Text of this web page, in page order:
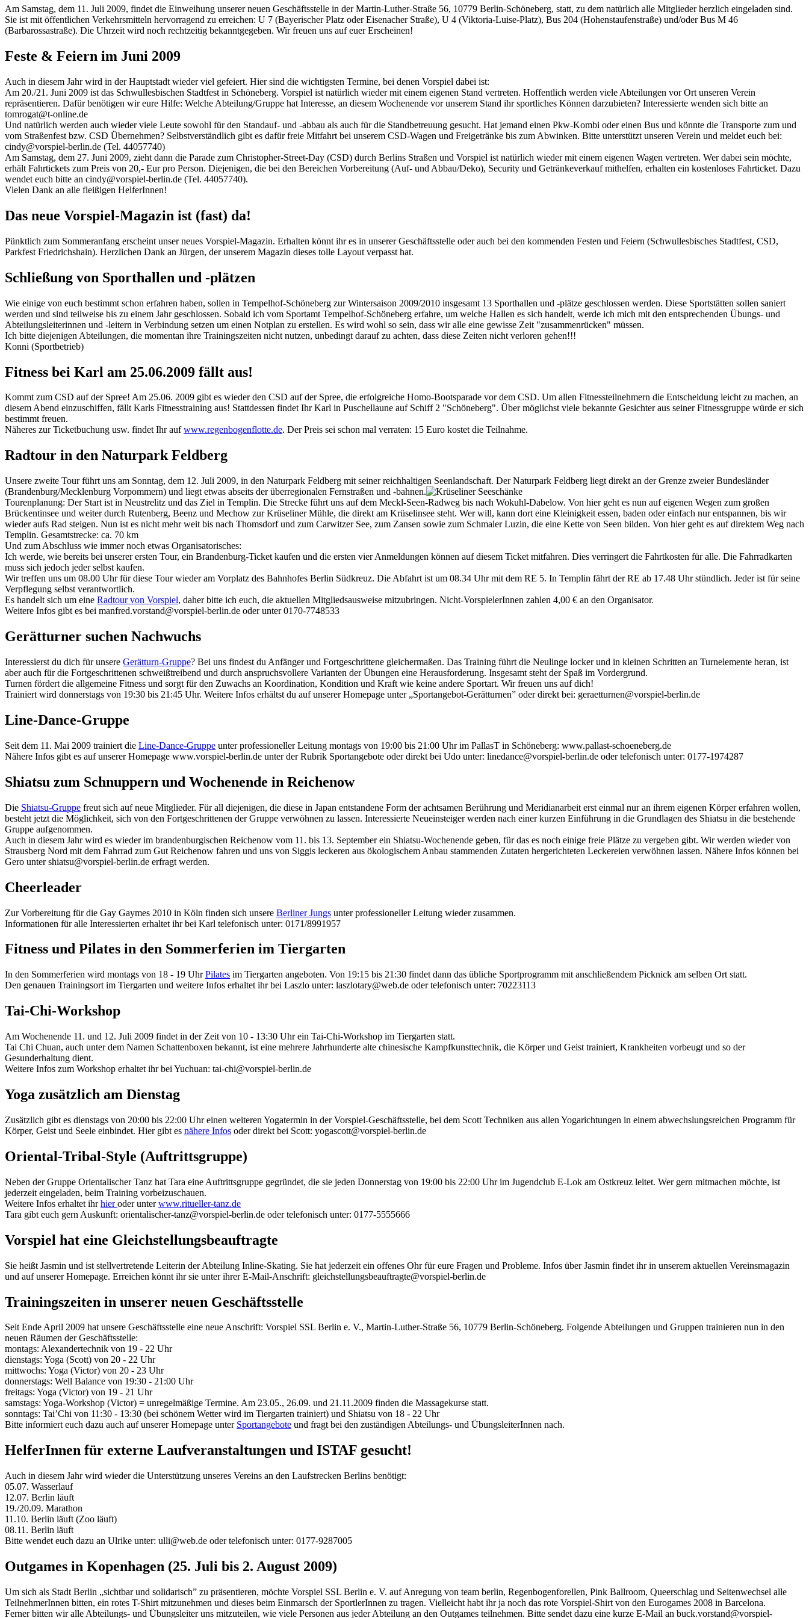
Am Samstag, dem 11. Juli 2009, findet die Einweihung unserer neuen Geschäftsstelle in der Martin-Luther-Straße 56, 10779 Berlin-Schöneberg, statt, zu dem natürlich alle Mitglieder herzlich eingeladen sind.
Sie ist mit öffentlichen Verkehrsmitteln hervorragend zu erreichen: U 7 (Bayerischer Platz oder Eisenacher Straße), U 4 (Viktoria-Luise-Platz), Bus 204 (Hohenstaufenstraße) und/oder Bus M 46
(Barbarossastraße). Die Uhrzeit wird noch rechtzeitig bekanntgegeben. Wir freuen uns auf euer Erscheinen!
Feste & Feiern im Juni 2009
Auch in diesem Jahr wird in der Hauptstadt wieder viel gefeiert. Hier sind die wichtigsten Termine, bei denen Vorspiel dabei ist:
Am 20./21. Juni 2009 ist das Schwullesbischen Stadtfest in Schöneberg. Vorspiel ist natürlich wieder mit einem eigenen Stand vertreten. Hoffentlich werden viele Abteilungen vor Ort unseren Verein
repräsentieren. Dafür benötigen wir eure Hilfe: Welche Abteilung/Gruppe hat Interesse, an diesem Wochenende vor unserem Stand ihr sportliches Können darzubieten? Interessierte wenden sich bitte an
tomrogat@t-online.de
Und natürlich werden auch wieder viele Leute sowohl für den Standauf- und -abbau als auch für die Standbetreuung gesucht. Hat jemand einen Pkw-Kombi oder einen Bus und könnte die Transporte zum und
vom Straßenfest bzw. CSD Übernehmen? Selbstverständlich gibt es dafür freie Mitfahrt bei unserem CSD-Wagen und Freigetränke bis zum Abwinken. Bitte unterstützt unseren Verein und meldet euch bei:
cindy@vorspiel-berlin.de (Tel. 44057740)
Am Samstag, dem 27. Juni 2009, zieht dann die Parade zum Christopher-Street-Day (CSD) durch Berlins Straßen und Vorspiel ist natürlich wieder mit einem eigenen Wagen vertreten. Wer dabei sein möchte,
erhält Fahrtickets zum Preis von 20,- Eur pro Person. Diejenigen, die bei den Bereichen Vorbereitung (Auf- und Abbau/Deko), Security und Getränkeverkauf mithelfen, erhalten ein kostenloses Fahrticket. Dazu
wendet euch bitte an cindy@vorspiel-berlin.de (Tel. 44057740).
Vielen Dank an alle fleißigen HelferInnen!
Das neue Vorspiel-Magazin ist (fast) da!
Pünktlich zum Sommeranfang erscheint unser neues Vorspiel-Magazin. Erhalten könnt ihr es in unserer Geschäftsstelle oder auch bei den kommenden Festen und Feiern (Schwullesbisches Stadtfest, CSD,
Parkfest Friedrichshain). Herzlichen Dank an Jürgen, der unserem Magazin dieses tolle Layout verpasst hat.
Schließung von Sporthallen und -plätzen
Wie einige von euch bestimmt schon erfahren haben, sollen in Tempelhof-Schöneberg zur Wintersaison 2009/2010 insgesamt 13 Sporthallen und -plätze geschlossen werden. Diese Sportstätten sollen saniert
werden und sind teilweise bis zu einem Jahr geschlossen. Sobald ich vom Sportamt Tempelhof-Schöneberg erfahre, um welche Hallen es sich handelt, werde ich mich mit den entsprechenden Übungs- und
Abteilungsleiterinnen und -leitern in Verbindung setzen um einen Notplan zu erstellen. Es wird wohl so sein, dass wir alle eine gewisse Zeit "zusammenrücken" müssen.
Ich bitte diejenigen Abteilungen, die momentan ihre Trainingszeiten nicht nutzen, unbedingt darauf zu achten, dass diese Zeiten nicht verloren gehen!!!
Konni (Sportbetrieb)
Fitness bei Karl am 25.06.2009 fällt aus!
Kommt zum CSD auf der Spree! Am 25.06. 2009 gibt es wieder den CSD auf der Spree, die erfolgreiche Homo-Bootsparade vor dem CSD. Um allen Fitnessteilnehmern die Entscheidung leicht zu machen, an
diesem Abend einzuschiffen, fällt Karls Fitnesstraining aus! Stattdessen findet Ihr Karl in Puschellaune auf Schiff 2 "Schöneberg". Über möglichst viele bekannte Gesichter aus seiner Fitnessgruppe würde er sich
bestimmt freuen.
Näheres zur Ticketbuchung usw. findet Ihr aufwww.regenbogenflotte.de. Der Preis sei schon mal verraten: 15 Euro kostet die Teilnahme.
Radtour in den Naturpark Feldberg
Unsere zweite Tour führt uns am Sonntag, dem 12. Juli 2009, in den Naturpark Feldberg mit seiner reichhaltigen Seenlandschaft. Der Naturpark Feldberg liegt direkt an der Grenze zweier Bundesländer
(Brandenburg/Mecklenburg Vorpommern) und liegt etwas abseits der überregionalen Fernstraßen und -bahnen.
Tourenplanung: Der Start ist in Neustrelitz und das Ziel in Templin. Die Strecke führt uns auf dem Meckl-Seen-Radweg bis nach Wokuhl-Dabelow. Von hier geht es nun auf eigenen Wegen zum großen
Brückentinsee und weiter durch Rutenberg, Beenz und Mechow zur Krüseliner Mühle, die direkt am Krüselinsee steht. Wer will, kann dort eine Kleinigkeit essen, baden oder einfach nur entspannen, bis wir
wieder aufs Rad steigen. Nun ist es nicht mehr weit bis nach Thomsdorf und zum Carwitzer See, zum Zansen sowie zum Schmaler Luzin, die eine Kette von Seen bilden. Von hier geht es auf direktem Weg nach
Templin. Gesamtstrecke: ca. 70 km
Und zum Abschluss wie immer noch etwas Organisatorisches:
Ich werde, wie bereits bei unserer ersten Tour, ein Brandenburg-Ticket kaufen und die ersten vier Anmeldungen können auf diesem Ticket mitfahren. Dies verringert die Fahrtkosten für alle. Die Fahrradkarten
muss sich jedoch jeder selbst kaufen.
Wir treffen uns um 08.00 Uhr für diese Tour wieder am Vorplatz des Bahnhofes Berlin Südkreuz. Die Abfahrt ist um 08.34 Uhr mit dem RE 5. In Templin fährt der RE ab 17.48 Uhr stündlich. Jeder ist für seine
Verpflegung selbst verantwortlich.
Es handelt sich um eine Radtour von Vorspiel, daher bitte ich euch, die aktuellen Mitgliedsausweise mitzubringen. Nicht-VorspielerInnen zahlen 4,00 € an den Organisator.
Weitere Infos gibt es bei manfred.vorstand@vorspiel-berlin.de oder unter 0170-7748533
Gerätturner suchen Nachwuchs
Interessierst du dich für unsere Gerätturn-Gruppe? Bei uns findest du Anfänger und Fortgeschrittene gleichermaßen. Das Training führt die Neulinge locker und in kleinen Schritten an Turnelemente heran, ist
aber auch für die Fortgeschrittenen schweißtreibend und durch anspruchsvollere Varianten der Übungen eine Herausforderung. Insgesamt steht der Spaß im Vordergrund.
Turnen fördert die allgemeine Fitness und sorgt für den Zuwachs an Koordination, Kondition und Kraft wie keine andere Sportart. Wir freuen uns auf dich!
Trainiert wird donnerstags von 19:30 bis 21:45 Uhr. Weitere Infos erhältst du auf unserer Homepage unter „Sportangebot-Gerätturnen” oder direkt bei: geraetturnen@vorspiel-berlin.de
Line-Dance-Gruppe
Seit dem 11. Mai 2009 trainiert die Line-Dance-Gruppe unter professioneller Leitung montags von 19:00 bis 21:00 Uhr im PallasT in Schöneberg: www.pallast-schoeneberg.de
Nähere Infos gibt es auf unserer Homepage www.vorspiel-berlin.de unter der Rubrik Sportangebote oder direkt bei Udo unter: linedance@vorspiel-berlin.de oder telefonisch unter: 0177-1974287
Shiatsu zum Schnuppern und Wochenende in Reichenow
Die Shiatsu-Gruppe freut sich auf neue Mitglieder. Für all diejenigen, die diese in Japan entstandene Form der achtsamen Berührung und Meridianarbeit erst einmal nur an ihrem eigenen Körper erfahren wollen,
besteht jetzt die Möglichkeit, sich von den Fortgeschrittenen der Gruppe verwöhnen zu lassen. Interessierte Neueinsteiger werden nach einer kurzen Einführung in die Grundlagen des Shiatsu in die bestehende
Gruppe aufgenommen.
Auch in diesem Jahr wird es wieder im brandenburgischen Reichenow vom 11. bis 13. September ein Shiatsu-Wochenende geben, für das es noch einige freie Plätze zu vergeben gibt. Wir werden wieder von
Strausberg Nord mit dem Fahrrad zum Gut Reichenow fahren und uns von Siggis leckeren aus ökologischem Anbau stammenden Zutaten hergerichteten Leckereien verwöhnen lassen. Nähere Infos können bei
Gero unter shiatsu@vorspiel-berlin.de erfragt werden.
Cheerleader
Zur Vorbereitung für die Gay Gaymes 2010 in Köln finden sich unsere Berliner Jungs unter professioneller Leitung wieder zusammen.
Informationen für alle Interessierten erhaltet ihr bei Karl telefonisch unter: 0171/8991957
Fitness und Pilates in den Sommerferien im Tiergarten
In den Sommerferien wird montags von 18 - 19 UhrPilates im Tiergarten angeboten. Von 19:15 bis 21:30 findet dann das übliche Sportprogramm mit anschließendem Picknick am selben Ort statt.
Den genauen Trainingsort im Tiergarten und weitere Infos erhaltet ihr bei Laszlo unter: laszlotary@web.de oder telefonisch unter: 70223113
Tai-Chi-Workshop
Am Wochenende 11. und 12. Juli 2009 findet in der Zeit von 10 - 13:30 Uhr ein Tai-Chi-Workshop im Tiergarten statt.
Tai Chi Chuan, auch unter dem Namen Schattenboxen bekannt, ist eine mehrere Jahrhunderte alte chinesische Kampfkunsttechnik, die Körper und Geist trainiert, Krankheiten vorbeugt und so der
Gesunderhaltung dient.
Weitere Infos zum Workshop erhaltet ihr bei Yuchuan: tai-chi@vorspiel-berlin.de
Yoga zusätzlich am Dienstag
Zusätzlich gibt es dienstags von 20:00 bis 22:00 Uhr einen weiteren Yogatermin in der Vorspiel-Geschäftsstelle, bei dem Scott Techniken aus allen Yogarichtungen in einem abwechslungsreichen Programm für
Körper, Geist und Seele einbindet. Hier gibt es nähere Infos oder direkt bei Scott: yogascott@vorspiel-berlin.de
Oriental-Tribal-Style (Auftrittsgruppe)
Neben der Gruppe Orientalischer Tanz hat Tara eine Auftrittsgruppe gegründet, die sie jeden Donnerstag von 19:00 bis 22:00 Uhr im Jugendclub E-Lok am Ostkreuz leitet. Wer gern mitmachen möchte, ist
jederzeit eingeladen, beim Training vorbeizuschauen.
Weitere Infos erhaltet ihrhieroder unterwww.ritueller-tanz.de
Tara gibt euch gern Auskunft: orientalischer-tanz@vorspiel-berlin.de oder telefonisch unter: 0177-5555666
Vorspiel hat eine Gleichstellungsbeauftragte
Sie heißt Jasmin und ist stellvertretende Leiterin der Abteilung Inline-Skating. Sie hat jederzeit ein offenes Ohr für eure Fragen und Probleme. Infos über Jasmin findet ihr in unserem aktuellen Vereinsmagazin
und auf unserer Homepage. Erreichen könnt ihr sie unter ihrer E-Mail-Anschrift: gleichstellungsbeauftragte@vorspiel-berlin.de
Trainingszeiten in unserer neuen Geschäftsstelle
Seit Ende April 2009 hat unsere Geschäftsstelle eine neue Anschrift: Vorspiel SSL Berlin e. V., Martin-Luther-Straße 56, 10779 Berlin-Schöneberg. Folgende Abteilungen und Gruppen trainieren nun in den
neuen Räumen der Geschäftsstelle:
montags: Alexandertechnik von 19 - 22 Uhr
dienstags: Yoga (Scott) von 20 - 22 Uhr
mittwochs: Yoga (Victor) von 20 - 23 Uhr
donnerstags: Well Balance von 19:30 - 21:00 Uhr
freitags: Yoga (Victor) von 19 - 21 Uhr
samstags: Yoga-Workshop (Victor) = unregelmäßige Termine. Am 23.05., 26.09. und 21.11.2009 finden die Massagekurse statt.
sonntags: Tai’Chi von 11:30 - 13:30 (bei schönem Wetter wird im Tiergarten trainiert) und Shiatsu von 18 - 22 Uhr
Bitte informiert euch dazu auch auf unserer Homepage unter Sportangebote und fragt bei den zuständigen Abteilungs- und ÜbungsleiterInnen nach.
HelferInnen für externe Laufveranstaltungen und ISTAF gesucht!
Auch in diesem Jahr wird wieder die Unterstützung unseres Vereins an den Laufstrecken Berlins benötigt:
05.07. Wasserlauf
12.07. Berlin läuft
19./20.09. Marathon
11.10. Berlin läuft (Zoo läuft)
08.11. Berlin läuft
Bitte wendet euch dazu an Ulrike unter: ulli@web.de oder telefonisch unter: 0177-9287005
Outgames in Kopenhagen (25. Juli bis 2. August 2009)
Um sich als Stadt Berlin „sichtbar und solidarisch” zu präsentieren, möchte Vorspiel SSL Berlin e. V. auf Anregung von team berlin, Regenbogenforellen, Pink Ballroom, Queerschlag und Seitenwechsel alle
TeilnehmerInnen bitten, ein rotes T-Shirt mitzunehmen und dieses beim Einmarsch der SportlerInnen zu tragen. Vielleicht habt ihr ja noch das rote Vorspiel-Shirt von den Eurogames 2008 in Barcelona.
Ferner bitten wir alle Abteilungs- und Übungsleiter uns mitzuteilen, wie viele Personen aus jeder Abteilung an den Outgames teilnehmen. Bitte sendet dazu eine kurze E-Mail an buck.vorstand@vorspiel-